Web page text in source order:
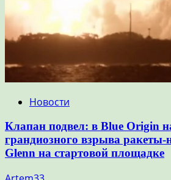
Новости
Клапан подвел: в Blue Origin
грандиозного взрыва ракеты-
Glenn на стартовой площадке